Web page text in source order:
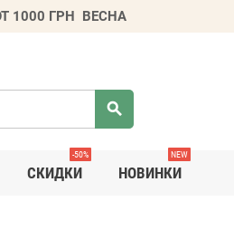
1000 ГРН ВЕСНА
search
СКИДКИ
-50%
НОВИНКИ
NEW